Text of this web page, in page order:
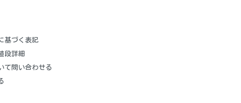
基づく表記
段詳細
て問い合わせる